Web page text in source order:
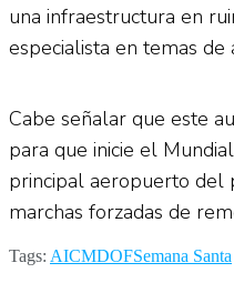
una infraestructura en
especialista en temas de
Cabe señalar que este
para que inicie el
principal aeropuerto del
marchas forzadas de
Tags: AICMDOFSemana Santa